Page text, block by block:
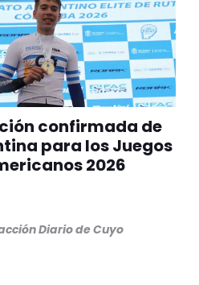
confirmada de
para los Juegos
2026
Diario de Cuyo